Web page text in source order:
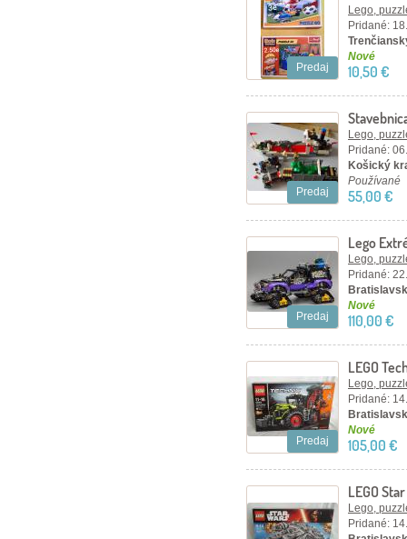
Predaj
Lego,
Pridané:
Nové
10,50 €
Predaj
Lego,
Pridané:
Košický
Používané
55,00 €
Predaj
Lego
Lego,
Pridané:
Nové
110,00 €
Predaj
LEGO
TRAC VC
Lego,
Pridané:
Nové
105,00 €
LEGO
75105
Lego,
Pridané: